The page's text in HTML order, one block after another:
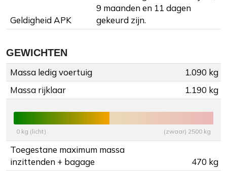
Geldigheid APK
9 maanden en 11 dagen
gekeurd zijn.
GEWICHTEN
Massa ledig voertuig
1.090 kg
Massa rijklaar
1.190 kg
0 kg (licht) (zwaar) 2500 kg
Toegestane maximum massa
inzittenden + bagage
470 kg